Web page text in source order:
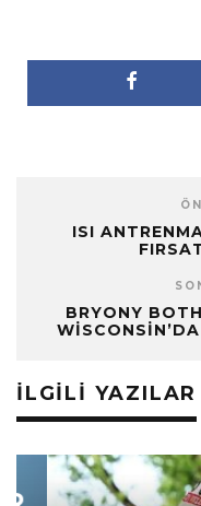
ISI
BRYONY
İLGILI YAZILAR